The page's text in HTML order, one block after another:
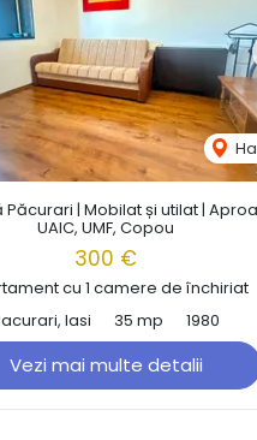
Păcurari | Mobilat și utilat |
UAIC, UMF, Copou
300 €
cu 1 camere de închiriat
Iasi
35 mp 1980
Vezi mai multe detalii